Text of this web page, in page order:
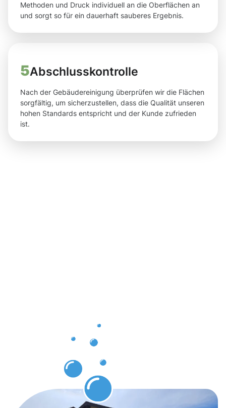
Methoden und Druck individuell an die Oberflächen an
und sorgt so für ein dauerhaft sauberes Ergebnis.
5Abschlusskontrolle
Nach der Gebäudereinigung überprüfen wir die Flächen
sorgfältig, um sicherzustellen, dass die Qualität unseren
hohen Standards entspricht und der Kunde zufrieden
ist.